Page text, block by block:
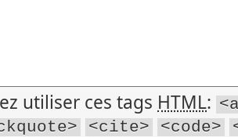
utiliser ces tags HTML:
<cite> <code>